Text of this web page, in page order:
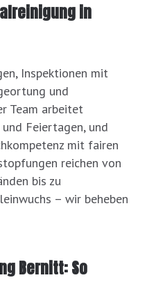
in
Inspektionen mit
und
Team arbeitet
Feiertagen, und
mit fairen
reichen von
bis zu
– wir beheben
Bernitt: So